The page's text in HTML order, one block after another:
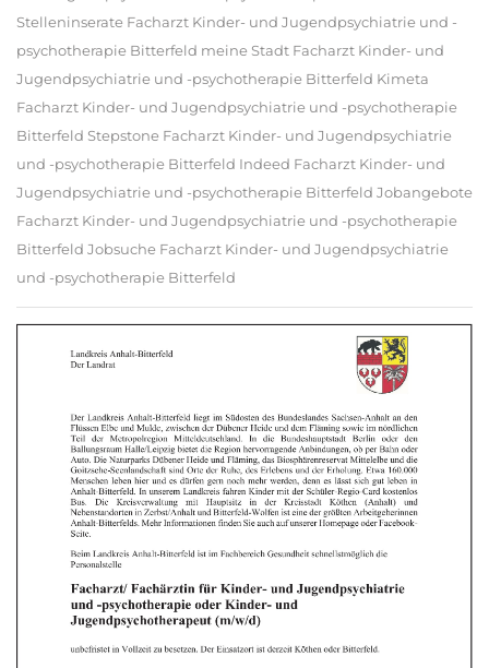
Stelleninserate Facharzt Kinder- und Jugendpsychiatrie und -
psychotherapie Bitterfeld meine Stadt Facharzt Kinder- und
Jugendpsychiatrie und -psychotherapie Bitterfeld Kimeta
Facharzt Kinder- und Jugendpsychiatrie und -psychotherapie
Bitterfeld Stepstone Facharzt Kinder- und Jugendpsychiatrie
und -psychotherapie Bitterfeld Indeed Facharzt Kinder- und
Jugendpsychiatrie und -psychotherapie Bitterfeld Jobangebote
Facharzt Kinder- und Jugendpsychiatrie und -psychotherapie
Bitterfeld Jobsuche Facharzt Kinder- und Jugendpsychiatrie
und -psychotherapie Bitterfeld